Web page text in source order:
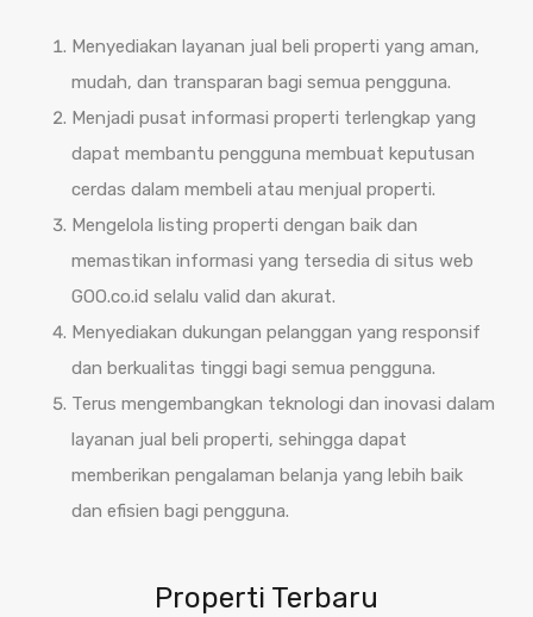
Menyediakan layanan jual beli properti yang aman,
mudah, dan transparan bagi semua pengguna.
Menjadi pusat informasi properti terlengkap yang
dapat membantu pengguna membuat keputusan
cerdas dalam membeli atau menjual properti.
Mengelola listing properti dengan baik dan
memastikan informasi yang tersedia di situs web
GOO.co.id selalu valid dan akurat.
Menyediakan dukungan pelanggan yang responsif
dan berkualitas tinggi bagi semua pengguna.
Terus mengembangkan teknologi dan inovasi dalam
layanan jual beli properti, sehingga dapat
memberikan pengalaman belanja yang lebih baik
dan efisien bagi pengguna.
Properti Terbaru